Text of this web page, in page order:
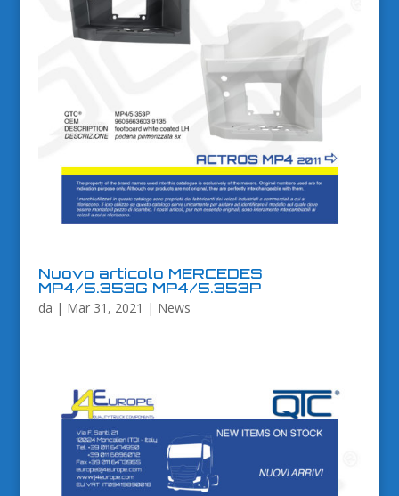
Nuovo articolo MERCEDES
MP4/5.353G MP4/5.353P
da | Mar 31, 2021 | News